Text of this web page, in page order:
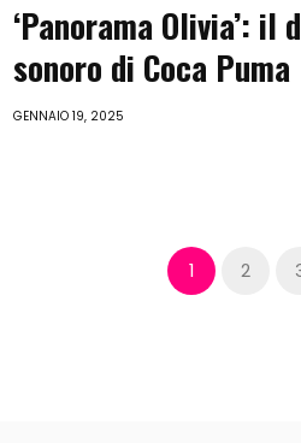
‘Panorama Olivia’: il
sonoro di Coca Puma
GENNAIO 19, 2025
1 2